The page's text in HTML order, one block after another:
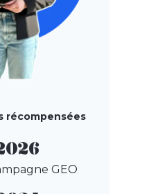
récompensées
GEO